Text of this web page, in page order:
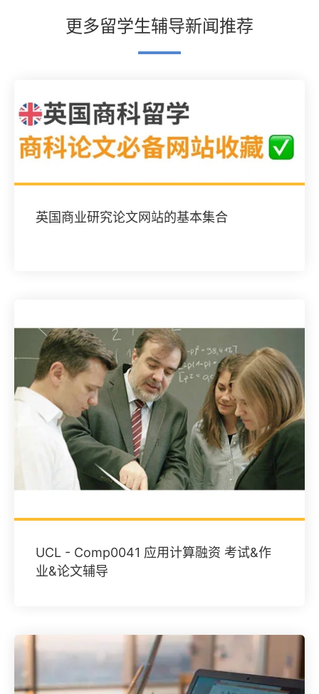
更多留学生辅导新闻推荐
英国商业研究论文网站的基本集合
UCL - Comp0041 应用计算融资 考试&作
业&论文辅导